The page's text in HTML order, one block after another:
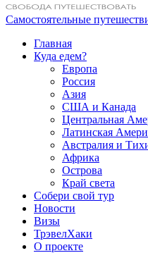
Самостоятельные
Главная
Куда едем?
Европа
Россия
Азия
США и Канада
Центральная
Латинская
Австралия и
Африка
Острова
Край света
Собери свой тур
Новости
Визы
ТрэвелХаки
О проекте